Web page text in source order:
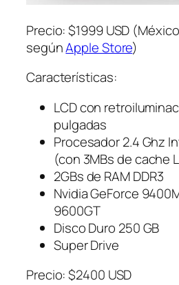
Precio: $1999 USD
segúnApple Store)
Características:
LCD con
pulgadas
Procesador 2.4 Ghz
(con 3MBs de cache
2GBs de RAM DDR3
Nvidia GeForce
9600GT
Disco Duro 250 GB
Super Drive
Precio: $2400 USD